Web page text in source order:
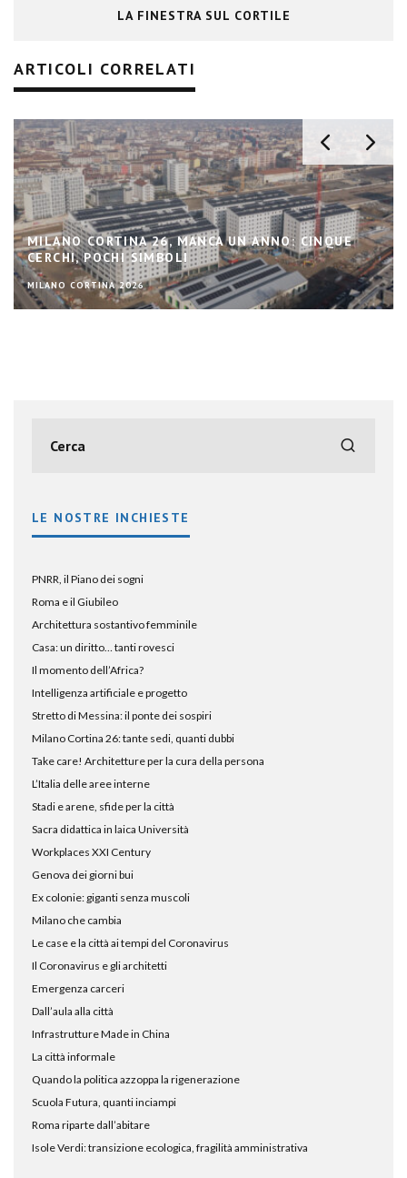
LA FINESTRA SUL CORTILE
ARTICOLI CORRELATI
ANNO: CINQUE
SE I GIOCHI INVERNALI
DELLA MONTAGNA
MILANO CORTINA 2026
LE NOSTRE INCHIESTE
PNRR, il Piano dei sogni
Roma e il Giubileo
Architettura sostantivo femminile
Casa: un diritto… tanti rovesci
Il momento dell’Africa?
Intelligenza artificiale e progetto
Stretto di Messina: il ponte dei sospiri
Milano Cortina 26: tante sedi, quanti dubbi
Take care! Architetture per la cura della persona
L’Italia delle aree interne
Stadi e arene, sfide per la città
Sacra didattica in laica Università
Workplaces XXI Century
Genova dei giorni bui
Ex colonie: giganti senza muscoli
Milano che cambia
Le case e la città ai tempi del Coronavirus
Il Coronavirus e gli architetti
Emergenza carceri
Dall’aula alla città
Infrastrutture Made in China
La città informale
Quando la politica azzoppa la rigenerazione
Scuola Futura, quanti inciampi
Roma riparte dall’abitare
Isole Verdi: transizione ecologica, fragilità amministrativa